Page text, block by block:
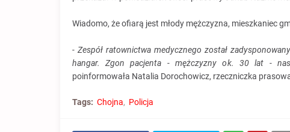
Wiadomo, że ofiarą jest młody mężczyzna, mieszkaniec
- Zespół ratownictwa medycznego został
hangar. Zgon pacjenta - mężczyzny ok. 30 lat -
poinformowała Natalia Dorochowicz, rzeczniczka
Tags: Chojna Policja